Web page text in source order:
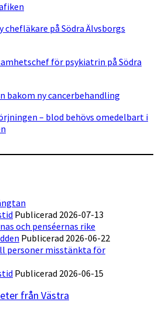
på Södra Älvsborgs
för psykiatrin på Södra
bakom ny cancerbehandling
– blod behövs omedelbart i
Publicerad 2026-07-13
och penséernas rike
Publicerad 2026-06-22
personer misstänkta för
Publicerad 2026-06-15